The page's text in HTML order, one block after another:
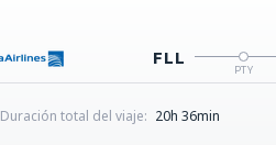
FLL
PTY
Duración total del viaje: 20h 36min